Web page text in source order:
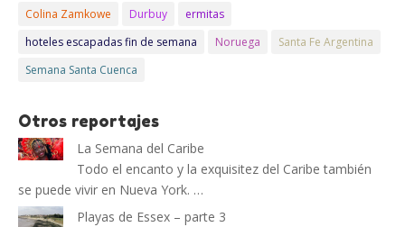
Colina Zamkowe Durbuy
ermitas
hoteles escapadas fin de semana
Noruega
Santa Fe Argentina
Semana Santa Cuenca
Otros reportajes
La Semana del Caribe
Todo el encanto y la exquisitez del Caribe también
se puede vivir en Nueva York. …
Playas de Essex – parte 3